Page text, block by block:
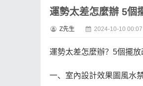
運勢太差怎麼辦 5個
Z先生 2024-10-10 00:07
運勢太差怎麼辦？5個擺放
一、室內設計效果圖風水